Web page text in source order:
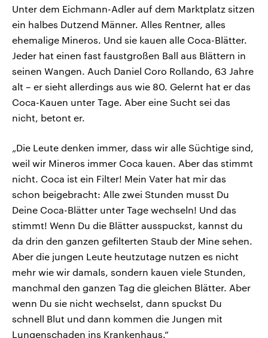
Unter dem Eichmann-Adler auf dem Marktplatz sitzen
ein halbes Dutzend Männer. Alles Rentner, alles
ehemalige Mineros. Und sie kauen alle Coca-Blätter.
Jeder hat einen fast faustgroßen Ball aus Blättern in
seinen Wangen. Auch Daniel Coro Rollando, 63 Jahre
alt – er sieht allerdings aus wie 80. Gelernt hat er das
Coca-Kauen unter Tage. Aber eine Sucht sei das
nicht, betont er.
„Die Leute denken immer, dass wir alle Süchtige sind,
weil wir Mineros immer Coca kauen. Aber das stimmt
nicht. Coca ist ein Filter! Mein Vater hat mir das
schon beigebracht: Alle zwei Stunden musst Du
Deine Coca-Blätter unter Tage wechseln! Und das
stimmt! Wenn Du die Blätter ausspuckst, kannst du
da drin den ganzen gefilterten Staub der Mine sehen.
Aber die jungen Leute heutzutage nutzen es nicht
mehr wie wir damals, sondern kauen viele Stunden,
manchmal den ganzen Tag die gleichen Blätter. Aber
wenn Du sie nicht wechselst, dann spuckst Du
schnell Blut und dann kommen die Jungen mit
Lungenschaden ins Krankenhaus.“